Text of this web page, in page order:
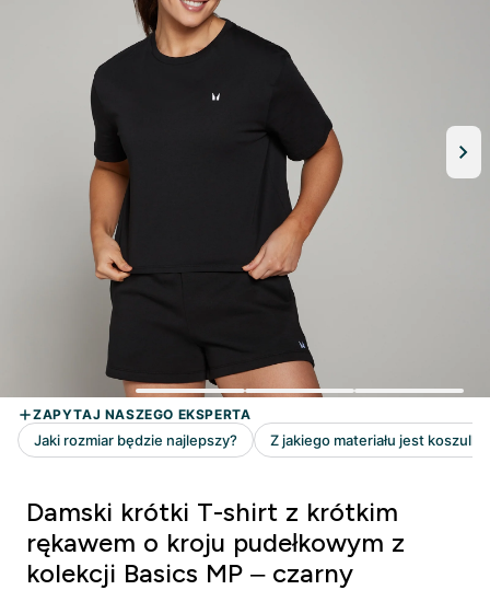
Damski krótki T-shirt z krótkim
rękawem o kroju pudełkowym z
kolekcji Basics MP – czarny